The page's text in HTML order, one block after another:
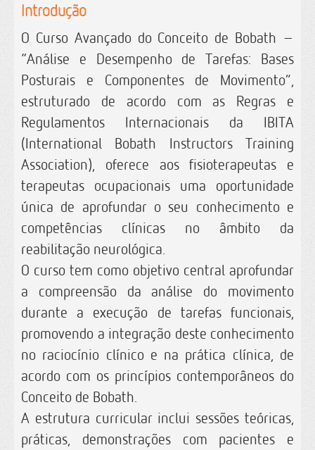
Introdução
O Curso Avançado do Conceito de Bobath –
“Análise e Desempenho de Tarefas: Bases
Posturais e Componentes de Movimento”,
estruturado de acordo com as Regras e
Regulamentos Internacionais da IBITA
(International Bobath Instructors Training
Association), oferece aos fisioterapeutas e
terapeutas ocupacionais uma oportunidade
única de aprofundar o seu conhecimento e
competências clínicas no âmbito da
reabilitação neurológica.
O curso tem como objetivo central aprofundar
a compreensão da análise do movimento
durante a execução de tarefas funcionais,
promovendo a integração deste conhecimento
no raciocínio clínico e na prática clínica, de
acordo com os princípios contemporâneos do
Conceito de Bobath.
A estrutura curricular inclui sessões teóricas,
práticas, demonstrações com pacientes e